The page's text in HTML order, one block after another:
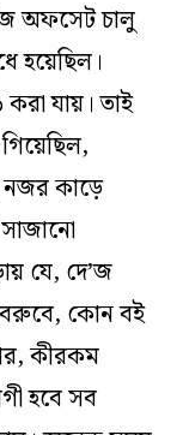
অফসেট চালু
হয়েছিল।
যায়। তাই
নজর কাড়ে
যে, দে’জ
কোন বই
কীরকম
হবে সব